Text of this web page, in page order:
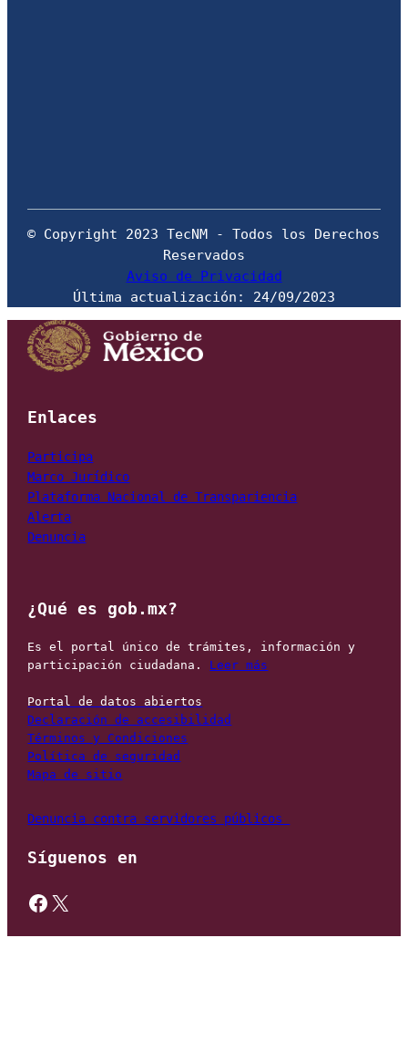
© Copyright 2023 TecNM - Todos los Derechos
Aviso de Privacidad
Última actualización: 24/09/2023
Enlaces
Marco Jurídico
Plataforma Nacional de Transpariencia
Alerta
Denuncia
¿Qué es gob.mx?
Es el portal único de trámites, información y
participación ciudadana. Leer más
Portal de datos abiertos
Declaración de accesibilidad
Términos y Condiciones
Política de seguridad
Mapa de sitio
Denuncia contra servidores públicos
Síguenos en
https://www.facebook.com/gobmexico X